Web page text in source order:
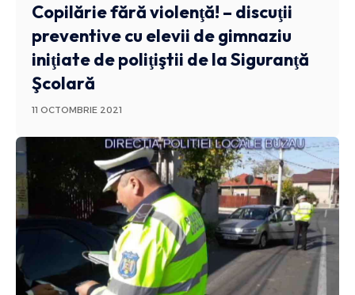
Copilărie fără violenţă! – discuţii
preventive cu elevii de gimnaziu
iniţiate de poliţiştii de la Siguranţă
Şcolară
11 OCTOMBRIE 2021